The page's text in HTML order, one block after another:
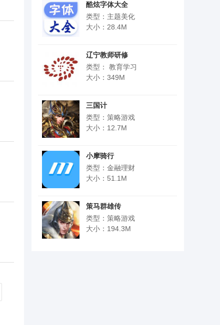
酷炫字体大全
类型：主题美化
大小：28.4M
辽宁教师研修
类型： 教育学习
大小：349M
三国计
类型：策略游戏
大小：12.7M
小摩骑行
类型：金融理财
大小：51.1M
策马群雄传
类型：策略游戏
大小：194.3M